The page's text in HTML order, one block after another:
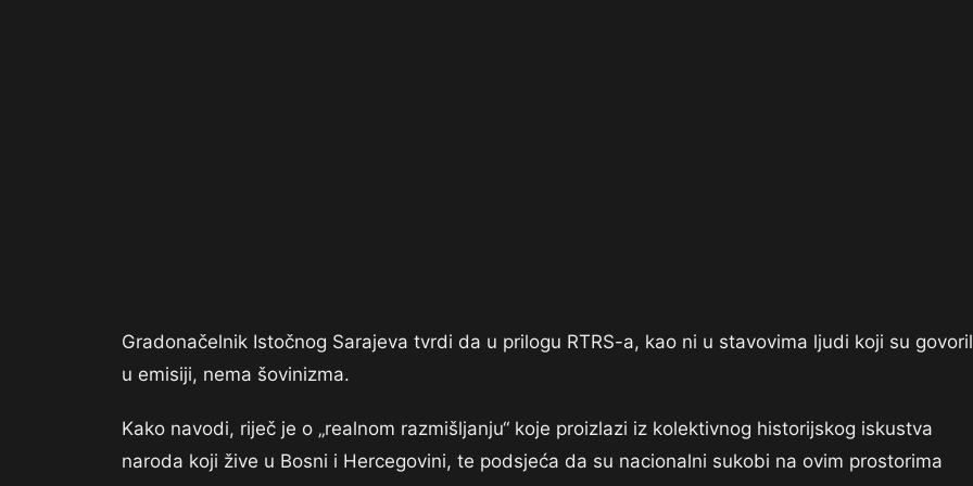
Gradonačelnik Istočnog Sarajeva tvrdi da u prilogu RTRS-a, kao ni u stavovima ljudi koji su
u emisiji, nema šovinizma.
Kako navodi, riječ je o „realnom razmišljanju“ koje proizlazi iz kolektivnog historijskog iskustva
naroda koji žive u Bosni i Hercegovini, te podsjeća da su nacionalni sukobi na ovim prostorima